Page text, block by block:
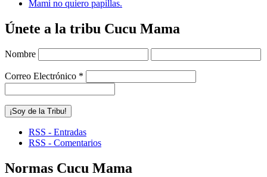
Mami no quiero papillas.
Únete a la tribu Cucu Mama
Nombre
Correo Electrónico *
RSS - Entradas
RSS - Comentarios
Normas Cucu Mama